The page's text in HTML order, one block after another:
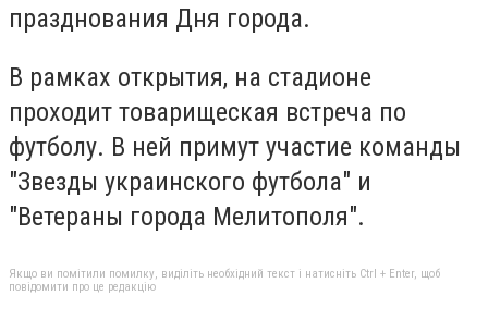
празднования Дня города.
В рамках открытия, на стадионе
проходит товарищеская встреча по
футболу. В ней примут участие команды
"Звезды украинского футбола" и
"Ветераны города Мелитополя".
Якщо ви помітили помилку, виділіть необхідний текст і натисніть Ctrl + Enter, щоб
повідомити про це редакцію